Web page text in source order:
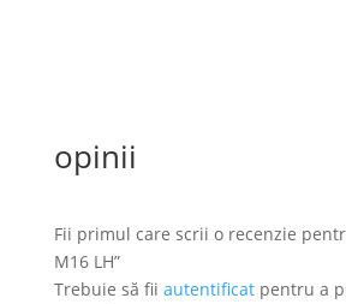
opinii
Fii primul care scrii o recenzie
M16 LH”
Trebuie să fii autentificatpentru a